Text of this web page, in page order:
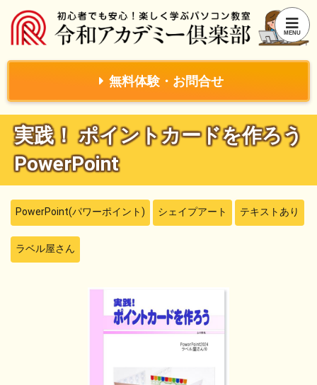
無料体験・お問合せ
実践！ ポイントカードを作ろう
PowerPoint
PowerPoint(パワーポイント) シェイプアート テキストあり
ラベル屋さん